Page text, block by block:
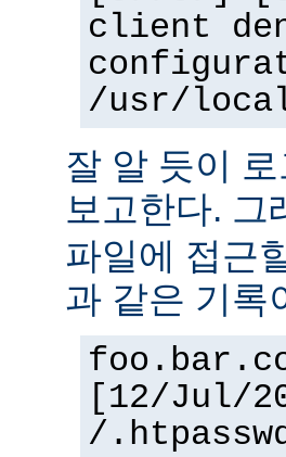
client
/usr/
잘 알 듯이
보고한다.
파일에 접근
과 같은 기록
[12/Jul/
/